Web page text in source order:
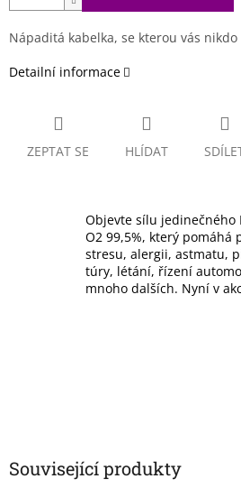
Nápaditá kabelka, se kterou vás
Detailní informace
ZEPTAT SE HLÍDAT
Objevte sílu jedinečného
O2 99,5%, který pomáhá
stresu, alergii, astmatu,
túry, létání, řízení
mnoho dalších. Nyní v
Související produkty